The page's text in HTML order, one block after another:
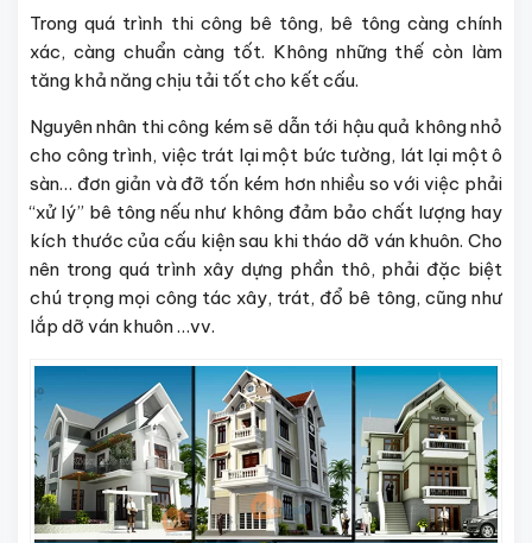
Trong quá trình thi công bê tông, bê tông càng chính
xác, càng chuẩn càng tốt. Không những thế còn làm
tăng khả năng chịu tải tốt cho kết cấu.
Nguyên nhân thi công kém sẽ dẫn tới hậu quả không nhỏ
cho công trình, việc trát lại một bức tường, lát lại một ô
sàn… đơn giản và đỡ tốn kém hơn nhiều so với việc phải
“xử lý” bê tông nếu như không đảm bảo chất lượng hay
kích thước của cấu kiện sau khi tháo dỡ ván khuôn. Cho
nên trong quá trình xây dựng phần thô, phải đặc biệt
chú trọng mọi công tác xây, trát, đổ bê tông, cũng như
lắp dỡ ván khuôn …vv.